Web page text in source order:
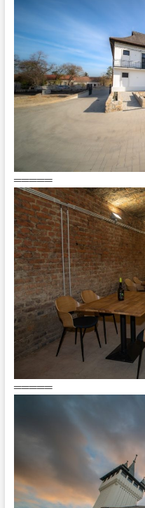
═════
═════